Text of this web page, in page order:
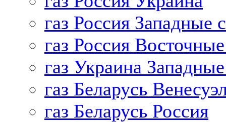
газ Россия Западные
газ Россия
газ Украина
газ Беларусь
газ Беларусь Россия